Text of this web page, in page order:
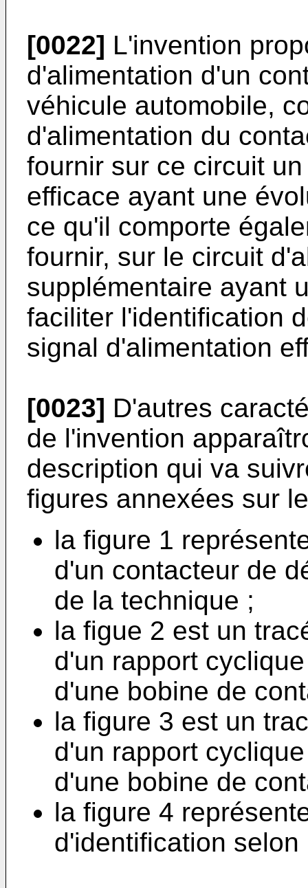
[0022] L'invention
d'alimentation d'un
véhicule automobile,
d'alimentation du
fournir sur ce circuit
efficace ayant une
ce qu'il comporte
fournir, sur le circuit
supplémentaire ayant
faciliter l'identification
signal d'alimentation
[0023] D'autres
de l'invention
description qui va
figures annexées sur
la figure 1
d'un contacteur de
de la technique ;
la figue 2 est un
d'un rapport
d'une bobine de
la figure 3 est un
d'un rapport
d'une bobine de
la figure 4
d'identification selon